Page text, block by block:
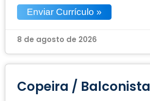
Enviar Currículo »
8 de agosto de 2026
Copeira / Balconista